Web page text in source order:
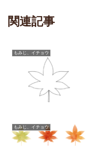
関連記事
もみじ、イチョウ
もみじ、イチョウ